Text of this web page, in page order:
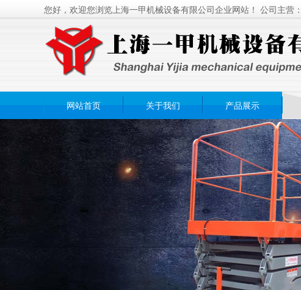
您好，欢迎您浏览上海一甲机械设备有限公司企业网站！ 公司主
网站首页 关于我们 产品展示